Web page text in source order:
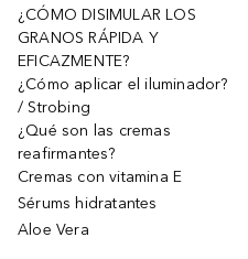
¿CÓMO DISIMULAR LOS
GRANOS RÁPIDA Y
EFICAZMENTE?
¿Cómo aplicar el iluminador?
/ Strobing
¿Qué son las cremas
reafirmantes?
Cremas con vitamina E
Sérums hidratantes
Aloe Vera